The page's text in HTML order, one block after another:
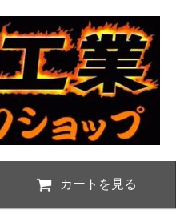
カートを見る